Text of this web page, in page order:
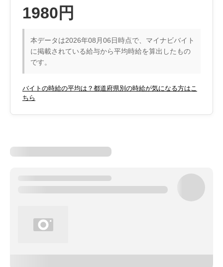
1980円
本データは2026年08月06日時点で、マイナビバイト
に掲載されている給与から平均時給を算出したもの
です。
バイトの時給の平均は？都道府県別の時給が気になる方はこ
ちら